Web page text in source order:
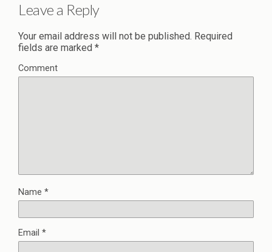
Leave a Reply
Your email address will not be published. Required
fields are marked *
Comment
Name *
Email *